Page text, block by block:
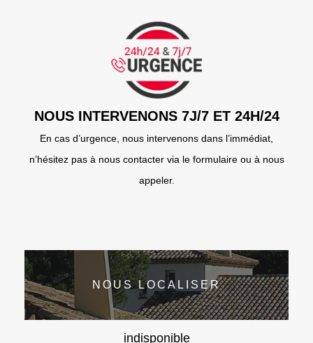
NOUS INTERVENONS 7J/7 ET 24H/24
En cas d’urgence, nous intervenons dans l’immédiat,
n’hésitez pas à nous contacter via le formulaire ou à nous
appeler.
NOUS LOCALISER
indisponible